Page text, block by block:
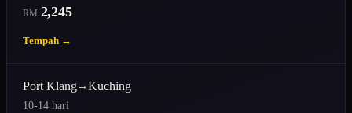
RM 2,245
Tempah →
Port Klang→ Kuching
10-14 hari